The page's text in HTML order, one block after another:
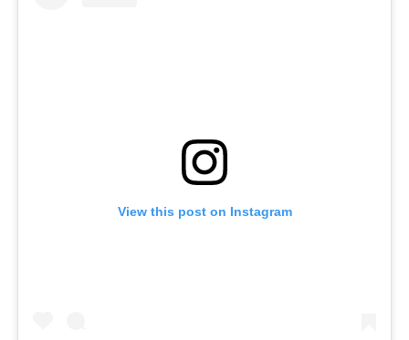
View this post on Instagram